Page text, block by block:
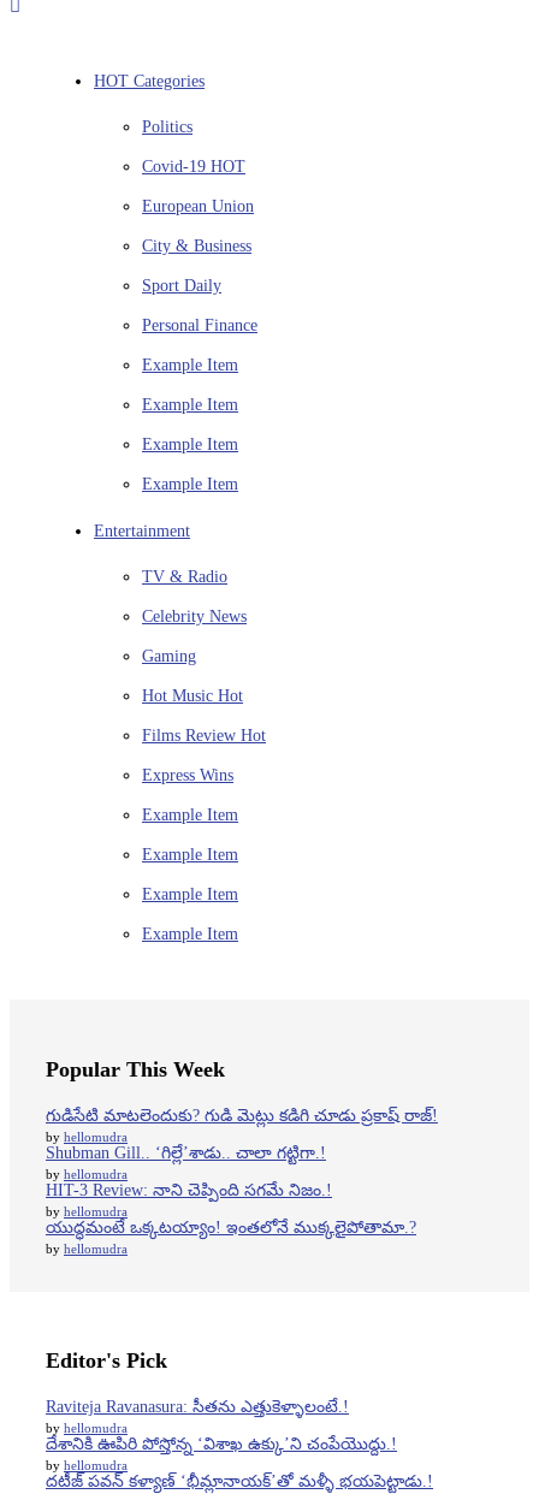
HOT Categories
Politics
Covid-19 HOT
European Union
City & Business
Sport Daily
Personal Finance
Example Item
Example Item
Example Item
Example Item
Entertainment
TV & Radio
Celebrity News
Gaming
Hot Music Hot
Films Review Hot
Express Wins
Example Item
Example Item
Example Item
Example Item
Popular This Week
గుడిసేటి మాటలెందుకు? గుడి మెట్లు కడిగి చూడు ప్రకాష్ రాజ్!
by hellomudra
Shubman Gill.. ‘గిల్లే’శాడు.. చాలా గట్టిగా.!
by hellomudra
HIT-3 Review: నాని చెప్పింది సగమే నిజం.!
by hellomudra
యుద్ధమంటే ఒక్కటయ్యాం! ఇంతలోనే ముక్కలైపోతామా.?
by hellomudra
Editor's Pick
Raviteja Ravanasura: సీతను ఎత్తుకెళ్ళాలంటే.!
by hellomudra
దేశానికి ఊపిరి పోస్తోన్న ‘విశాఖ ఉక్కు’ని చంపేయొద్దు.!
by hellomudra
దటీజ్ పవన్ కళ్యాణ్ ‘భీమ్లానాయక్’తో మళ్ళీ భయపెట్టాడు.!